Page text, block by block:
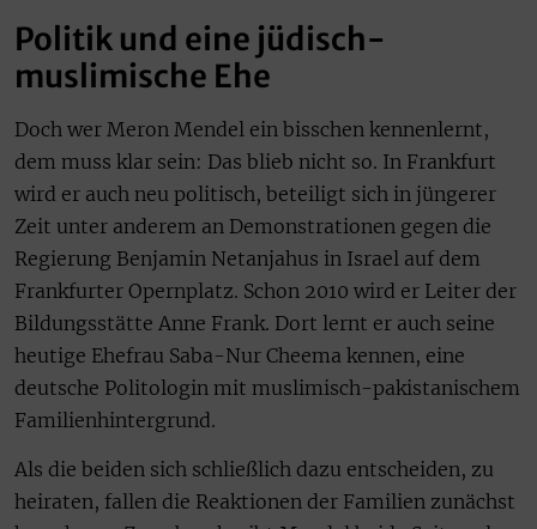
Politik und eine jüdisch-
muslimische Ehe
Doch wer Meron Mendel ein bisschen kennenlernt,
dem muss klar sein: Das blieb nicht so. In Frankfurt
wird er auch neu politisch, beteiligt sich in jüngerer
Zeit unter anderem an Demonstrationen gegen die
Regierung Benjamin Netanjahus in Israel auf dem
Frankfurter Opernplatz. Schon 2010 wird er Leiter der
Bildungsstätte Anne Frank. Dort lernt er auch seine
heutige Ehefrau Saba-Nur Cheema kennen, eine
deutsche Politologin mit muslimisch-pakistanischem
Familienhintergrund.
Als die beiden sich schließlich dazu entscheiden, zu
heiraten, fallen die Reaktionen der Familien zunächst